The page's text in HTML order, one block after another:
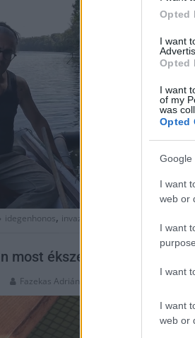
Opted
I want
Opted
I want
of my
was
Opted
Google
I want
web or
I want
I want
I want
web or
idegenhonos, invazív
most ékszerteknőst találtak a
Fazekas Adrián